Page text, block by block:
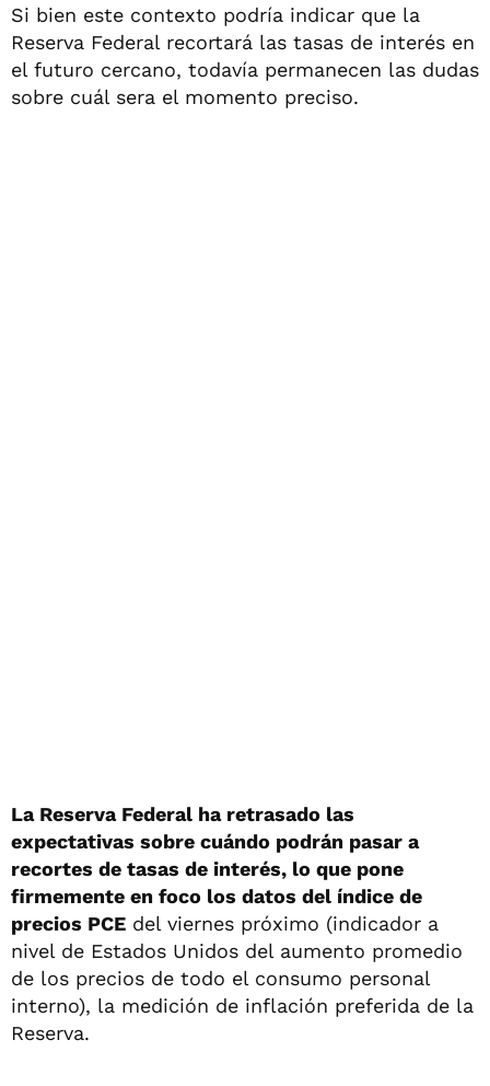
Si bien este contexto podría indicar que la
Reserva Federal recortará las tasas de interés en
el futuro cercano, todavía permanecen las dudas
sobre cuál sera el momento preciso.
La Reserva Federal ha retrasado las
expectativas sobre cuándo podrán pasar a
recortes de tasas de interés, lo que pone
firmemente en foco los datos del índice de
precios PCE del viernes próximo (indicador a
nivel de Estados Unidos del aumento promedio
de los precios de todo el consumo personal
interno), la medición de inflación preferida de la
Reserva.